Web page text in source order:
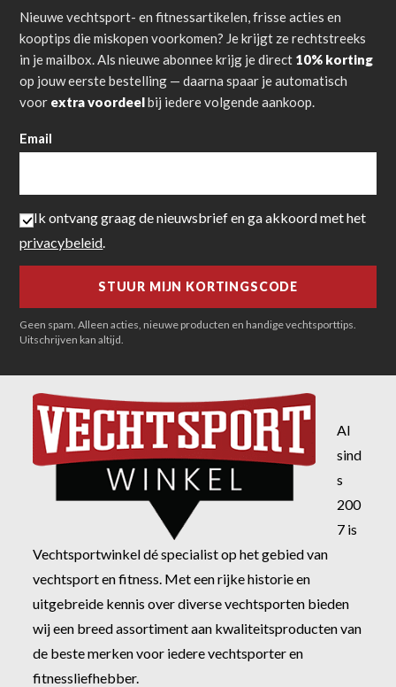
Nieuwe vechtsport- en fitnessartikelen, frisse acties en
kooptips die miskopen voorkomen? Je krijgt ze rechtstreeks
in je mailbox. Als nieuwe abonnee krijg je direct 10% korting
op jouw eerste bestelling — daarna spaar je automatisch
voor extra voordeelbij iedere volgende aankoop.
Email
Ik ontvang graag de nieuwsbrief en ga akkoord met het
privacybeleid.
Geen spam. Alleen acties, nieuwe producten en handige vechtsporttips.
Uitschrijven kan altijd.
Al
sind
s
200
7 is
Vechtsportwinkel dé specialist op het gebied van
vechtsport en fitness. Met een rijke historie en
uitgebreide kennis over diverse vechtsporten bieden
wij een breed assortiment aan kwaliteitsproducten van
de beste merken voor iedere vechtsporter en
fitnessliefhebber.